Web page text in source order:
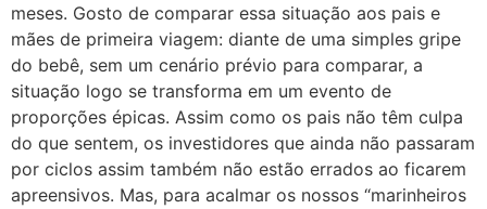
meses. Gosto de comparar essa situação aos pais e
mães de primeira viagem: diante de uma simples gripe
do bebê, sem um cenário prévio para comparar, a
situação logo se transforma em um evento de
proporções épicas. Assim como os pais não têm culpa
do que sentem, os investidores que ainda não passaram
por ciclos assim também não estão errados ao ficarem
apreensivos. Mas, para acalmar os nossos “marinheiros